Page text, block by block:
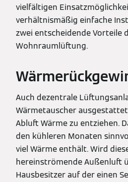
vielfältigen
verhältnismäßig einfache
zwei entscheidende Vorteile
Wohnraumlüftung.
Auch dezentrale
Wärmetauscher
Abluft Wärme zu entziehen.
den kühleren Monaten
viel Wärme enthält. Wird
hereinströmende Außenluft
Hausbesitzer auf der einen